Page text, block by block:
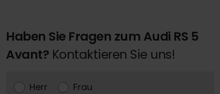
Haben Sie Fragen zum Audi RS 5
Avant? Kontaktieren Sie uns!
Herr Frau